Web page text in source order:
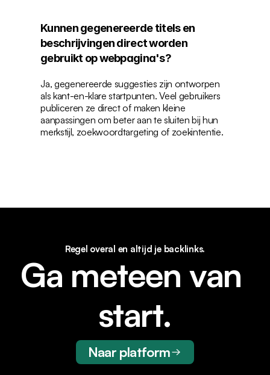
Kunnen gegenereerde titels en
beschrijvingen direct worden
gebruikt op webpagina's?
Ja, gegenereerde suggesties zijn ontworpen
als kant-en-klare startpunten. Veel gebruikers
publiceren ze direct of maken kleine
aanpassingen om beter aan te sluiten bij hun
merkstijl, zoekwoordtargeting of zoekintentie.
Regel overal en altijd je backlinks.
Ga meteen van
start.
Naar platform